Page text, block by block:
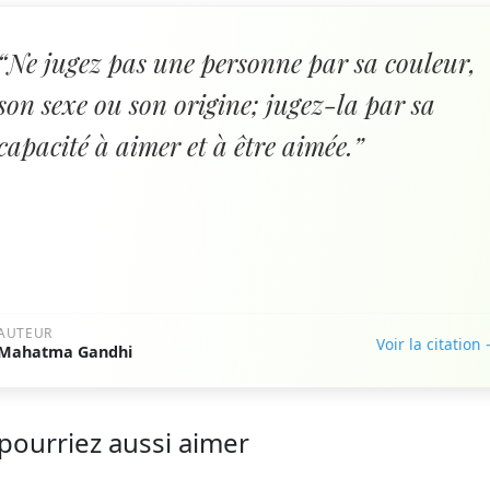
jugez pas une personne par sa couleur,
sexe ou son origine; jugez-la par sa
à aimer et à être aimée.”
Gandhi Voir la citation
aussi aimer